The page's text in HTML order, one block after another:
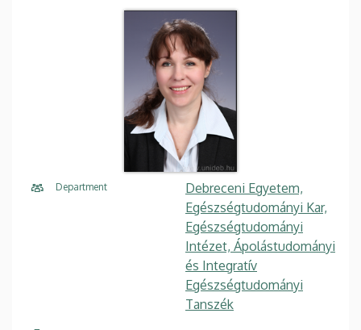
Department
Debreceni Egyetem,
Egészségtudományi Kar,
Egészségtudományi
Intézet, Ápolástudományi
és Integratív
Egészségtudományi
Tanszék